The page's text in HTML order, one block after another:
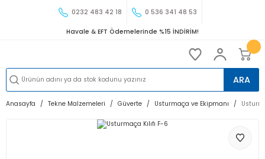
0232 483 42 18 0 536 341 48 53
Havale & EFT Ödemelerinde %15 İNDİRİM!
ARA
Anasayfa Tekne Malzemeleri Güverte Usturmaça ve Ekipmanı